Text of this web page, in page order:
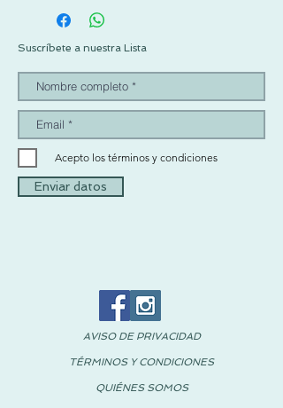
duda, contactacnos por WhatsApp al +52
1 55 3719 1601 o por mail a
info@pachus.com.mx
Suscríbete a nuestra Lista
Acepto los términos y condiciones
Enviar datos
AVISO DE PRIVACIDAD
TÉRMINOS Y CONDICIONES
QUIÉNES SOMOS